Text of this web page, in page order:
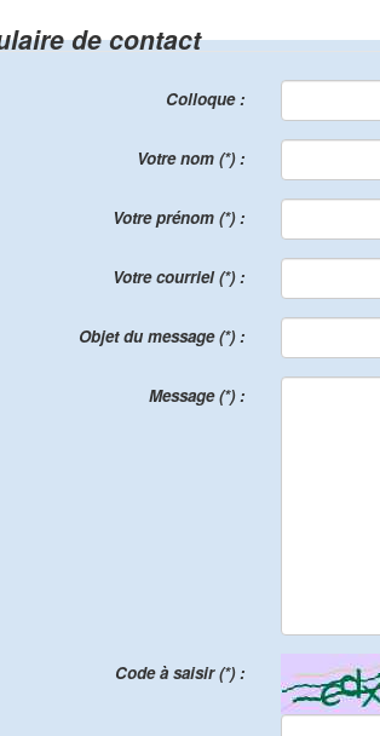
de contact
Colloque :
Votre nom (*) :
Votre prénom (*) :
Votre courriel (*) :
Objet du message (*) :
Message (*) :
Code à saisir (*) :